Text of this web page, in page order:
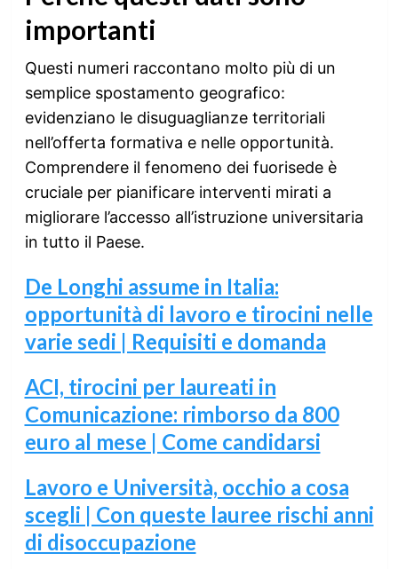
importanti
Questi numeri raccontano molto più di un
semplice spostamento geografico:
evidenziano le disuguaglianze territoriali
nell’offerta formativa e nelle opportunità.
Comprendere il fenomeno dei fuorisede è
cruciale per pianificare interventi mirati a
migliorare l’accesso all’istruzione universitaria
in tutto il Paese.
De Longhi assume in Italia:
opportunità di lavoro e tirocini nelle
varie sedi | Requisiti e domanda
ACI, tirocini per laureati in
Comunicazione: rimborso da 800
euro al mese | Come candidarsi
Lavoro e Università, occhio a cosa
scegli | Con queste lauree rischi anni
di disoccupazione